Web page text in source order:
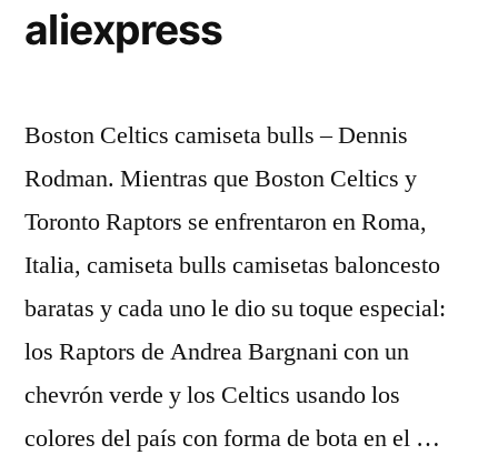
aliexpress
Boston Celtics camiseta bulls – Dennis
Rodman. Mientras que Boston Celtics y
Toronto Raptors se enfrentaron en Roma,
Italia, camiseta bulls camisetas baloncesto
baratas y cada uno le dio su toque especial:
los Raptors de Andrea Bargnani con un
chevrón verde y los Celtics usando los
colores del país con forma de bota en el …